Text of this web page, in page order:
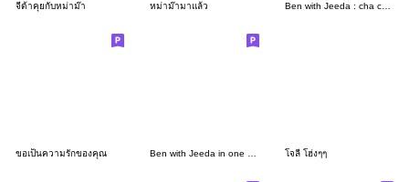
จีด้าคุยกับหม่าม๊า หม่าม๊ามาแล้ว Ben with Jeeda : cha cha cat mew
ขอเป็นความรักของคุณ โจลี่ โฮ่งๆๆ